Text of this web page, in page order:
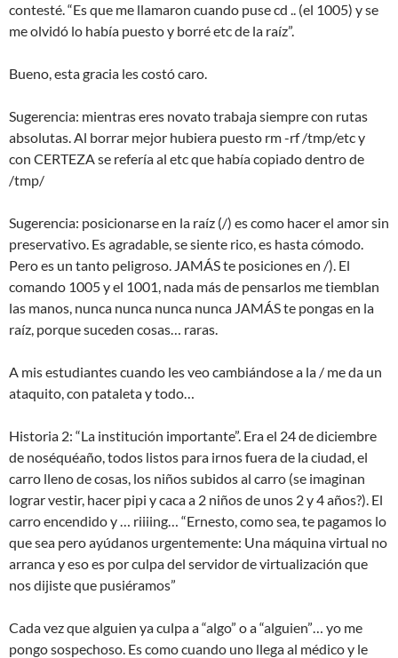
contesté. “Es que me llamaron cuando puse cd .. (el 1005) y se
me olvidó lo había puesto y borré etc de la raíz”.
Bueno, esta gracia les costó caro.
Sugerencia: mientras eres novato trabaja siempre con rutas
absolutas. Al borrar mejor hubiera puesto rm -rf /tmp/etc y
con CERTEZA se refería al etc que había copiado dentro de
/tmp/
Sugerencia: posicionarse en la raíz (/) es como hacer el amor sin
preservativo. Es agradable, se siente rico, es hasta cómodo.
Pero es un tanto peligroso. JAMÁS te posiciones en /). El
comando 1005 y el 1001, nada más de pensarlos me tiemblan
las manos, nunca nunca nunca nunca JAMÁS te pongas en la
raíz, porque suceden cosas… raras.
A mis estudiantes cuando les veo cambiándose a la / me da un
ataquito, con pataleta y todo…
Historia 2: “La institución importante”. Era el 24 de diciembre
de noséquéaño, todos listos para irnos fuera de la ciudad, el
carro lleno de cosas, los niños subidos al carro (se imaginan
lograr vestir, hacer pipi y caca a 2 niños de unos 2 y 4 años?). El
carro encendido y … riiiing… “Ernesto, como sea, te pagamos lo
que sea pero ayúdanos urgentemente: Una máquina virtual no
arranca y eso es por culpa del servidor de virtualización que
nos dijiste que pusiéramos”
Cada vez que alguien ya culpa a “algo” o a “alguien”… yo me
pongo sospechoso. Es como cuando uno llega al médico y le